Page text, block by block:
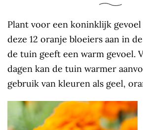
Plant voor een koninklijk
deze 12 oranje bloeiers aan in
de tuin geeft een warm gevoel.
dagen kan de tuin warmer
gebruik van kleuren als geel,